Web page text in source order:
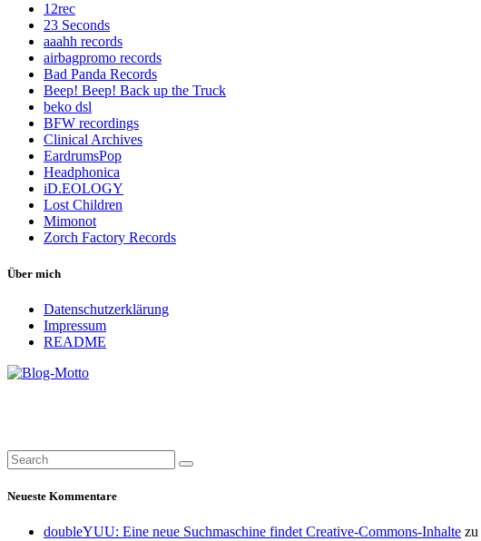
12rec
23 Seconds
aaahh records
airbagpromo records
Bad Panda Records
Beep! Beep! Back up the Truck
beko dsl
BFW recordings
Clinical Archives
EardrumsPop
Headphonica
iD.EOLOGY
Lost Children
Mimonot
Zorch Factory Records
Über mich
Datenschutzerklärung
Impressum
README
Neueste Kommentare
doubleYUU: Eine neue Suchmaschine findet Creative-Commons-Inhalte zu